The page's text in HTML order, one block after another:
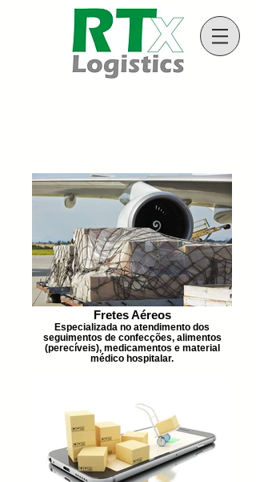
Fretes Aéreos
Especializada no atendimento dos
seguimentos de confecções, alimentos
(perecíveis), medicamentos e material
médico hospitalar.